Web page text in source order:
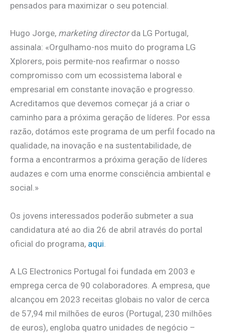
pensados para maximizar o seu potencial.
Hugo Jorge, marketing directorda LG Portugal,
assinala: «Orgulhamo-nos muito do programa LG
Xplorers, pois permite-nos reafirmar o nosso
compromisso com um ecossistema laboral e
empresarial em constante inovação e progresso.
Acreditamos que devemos começar já a criar o
caminho para a próxima geração de líderes. Por essa
razão, dotámos este programa de um perfil focado na
qualidade, na inovação e na sustentabilidade, de
forma a encontrarmos a próxima geração de líderes
audazes e com uma enorme consciência ambiental e
social.»
Os jovens interessados poderão submeter a sua
candidatura até ao dia 26 de abril através do portal
oficial do programa, aqui
A LG Electronics Portugal foi fundada em 2003 e
emprega cerca de 90 colaboradores. A empresa, que
alcançou em 2023 receitas globais no valor de cerca
de 57,94 mil milhões de euros (Portugal, 230 milhões
de euros), engloba quatro unidades de negócio –